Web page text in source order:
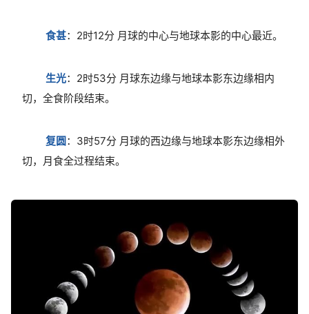
食甚：2时12分 月球的中心与地球本影的中心最近。
生光：2时53分 月球东边缘与地球本影东边缘相内
切，全食阶段结束。
复圆：3时57分 月球的西边缘与地球本影东边缘相外
切，月食全过程结束。